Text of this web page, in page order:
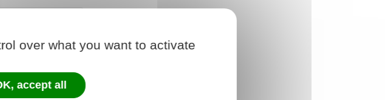
faire une
over what you want to activate
accept all